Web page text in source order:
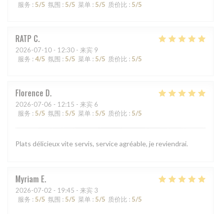
服务 : 5/5 氛围 : 5/5 菜单 : 5/5 质价比 : 5/5
RATP C
2026-07-10 - 12:30 - 来宾 9
服务 : 4/5 氛围 : 5/5 菜单 : 5/5 质价比 : 5/5
Florence D
2026-07-06 - 12:15 - 来宾 6
服务 : 5/5 氛围 : 5/5 菜单 : 5/5 质价比 : 5/5
Plats délicieux vite servis, service agréable, je reviendrai.
Myriam E
2026-07-02 - 19:45 - 来宾 3
服务 : 5/5 氛围 : 5/5 菜单 : 5/5 质价比 : 5/5